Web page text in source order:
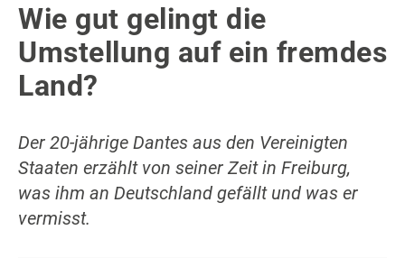
Wie gut gelingt die
Umstellung auf ein fremdes
Land?
Der 20-jährige Dantes aus den Vereinigten
Staaten erzählt von seiner Zeit in Freiburg,
was ihm an Deutschland gefällt und was er
vermisst.